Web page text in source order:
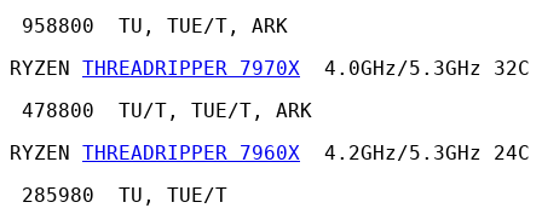
958800  TU, TUE/T, ARK
RYZEN THREADRIPPER 7970X
4.0GHz/5.3GHz 32C
478800  TU/T, TUE/T, ARK
RYZEN THREADRIPPER 7960X
4.2GHz/5.3GHz 24C
285980  TU, TUE/T